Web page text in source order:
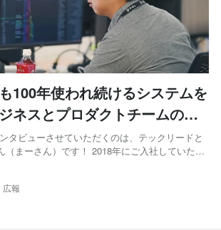
100年使われ続けるシステムを
ネスとプロダクトチームの一
ト価値向上を目指すテックリ
？
タビューさせていただくのは、テックリードと
（まーさん）です！ 2018年にご入社していただ
、たくさんお話をしていただきました！
t...
広報